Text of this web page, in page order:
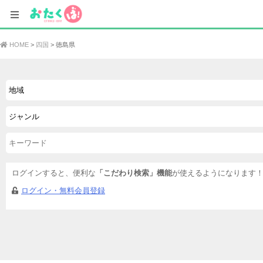
HOME 四国 徳島県
ログインすると、便利な 「こだわり検索」機能が使えるようになります！
ログイン・無料会員登録